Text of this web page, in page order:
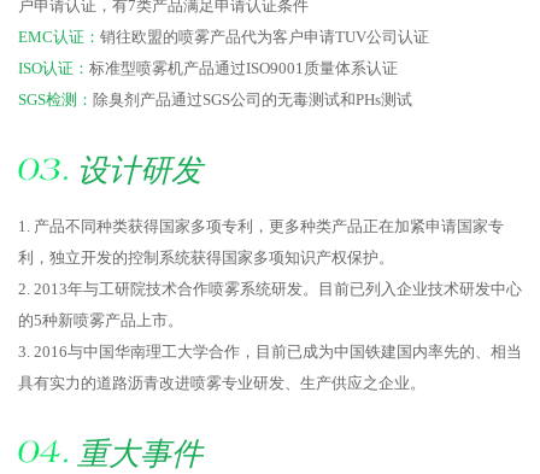
户申请认证，有7类产品满足申请认证条件
EMC认证： 销往欧盟的喷雾产品代为客户申请TUV公司认证
ISO认证： 标准型喷雾机产品通过ISO9001质量体系认证
SGS检测： 除臭剂产品通过SGS公司的无毒测试和PHs测试
设计研发
1. 产品不同种类获得国家多项专利，更多种类产品正在加紧申请国家专
利，独立开发的控制系统获得国家多项知识产权保护。
2. 2013年与工研院技术合作喷雾系统研发。目前已列入企业技术研发中心
的5种新喷雾产品上市。
3. 2016与中国华南理工大学合作，目前已成为中国铁建国内率先的、相当
具有实力的道路沥青改进喷雾专业研发、生产供应之企业。
重大事件